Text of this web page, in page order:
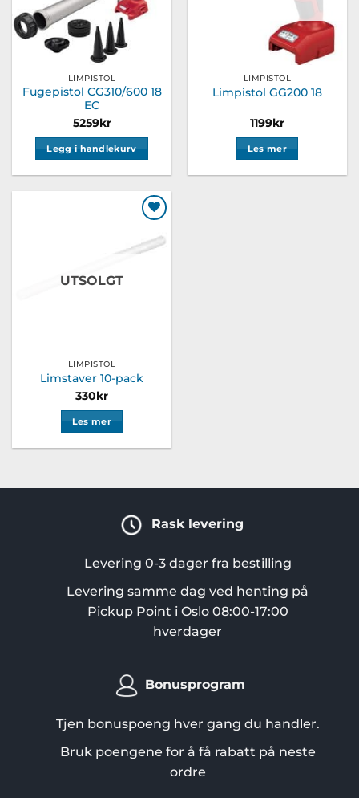
LIMPISTOL
Fugepistol CG310/600 18
EC
5259kr
Legg i handlekurv
LIMPISTOL
Limpistol GG200 18
1199kr
Les mer
ønskeliste
UTSOLGT
LIMPISTOL
Limstaver 10-pack
330kr
Les mer
Rask levering
Levering 0-3 dager fra bestilling
Levering samme dag ved henting på
Pickup Point i Oslo 08:00-17:00
hverdager
Bonusprogram
Tjen bonuspoeng hver gang du handler.
Bruk poengene for å få rabatt på neste
ordre